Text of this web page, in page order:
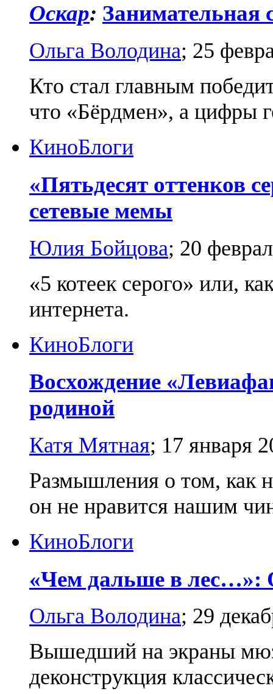
Оскар: Занимательная
Ольга Володина; 25
Кто стал главным
что «Бёрдмен», а цифры
КиноБлоги
«Пятьдесят оттенков
сетевые мемы
Юлия Бойцова; 20
«5 котеек серого» или,
интернета.
КиноБлоги
Восхождение
родиной
Катя Мятная; 17 января
Размышления о том, как
он не нравится нашим
КиноБлоги
«Чем дальше в лес…»:
Ольга Володина; 29
Вышедший на экраны
деконструкция